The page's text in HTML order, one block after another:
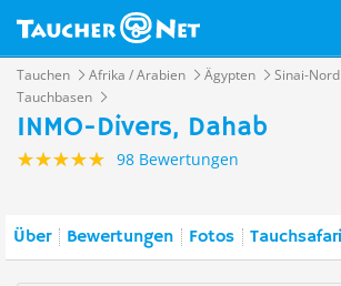
Tauchen Afrika / Arabien Ägypten
Sinai-
Tauchbasen
INMO-Divers, Dahab
98 Bewertungen
Über Bewertungen Fotos